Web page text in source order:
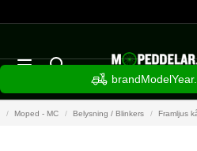
Moped - MC Belysning / Blinkers Framljus